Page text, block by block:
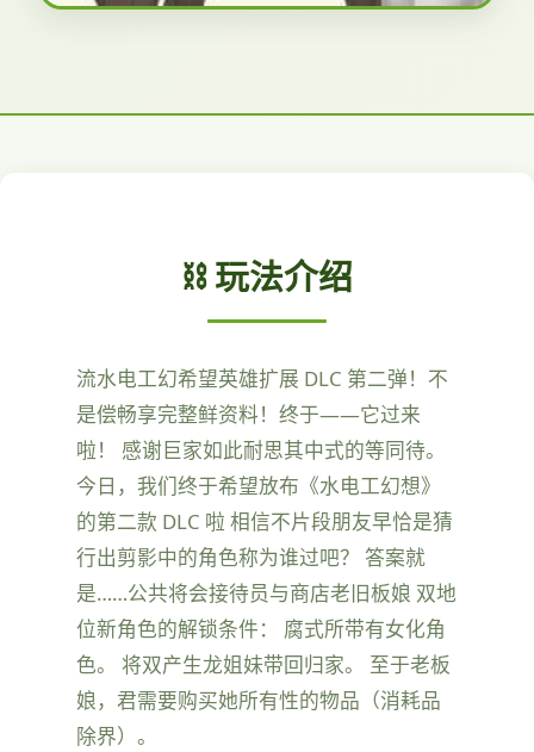
⛓️ 玩法介绍
流水电工幻希望英雄扩展 DLC 第二弹！不
是偿畅享完整鲜资料！终于——它过来
啦！ 感谢巨家如此耐思其中式的等同待。
今日，我们终于希望放布《水电工幻想》
的第二款 DLC 啦 相信不片段朋友早恰是猜
行出剪影中的角色称为谁过吧？ 答案就
是……公共将会接待员与商店老旧板娘 双地
位新角色的解锁条件： 腐式所带有女化角
色。 将双产生龙姐妹带回归家。 至于老板
娘，君需要购买她所有性的物品（消耗品
除界）。